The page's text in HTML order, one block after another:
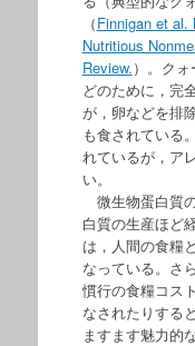
（Finnigan et al.
Nutritious
Review.）。ク
どのために，完
が，卵などを排
も食されている
れているが，ア
い。
微生物蛋白質
白質の生産ほど
は，人間の食糧
なっている。さ
慣行の食糧コス
なされたりする
ますます魅力的